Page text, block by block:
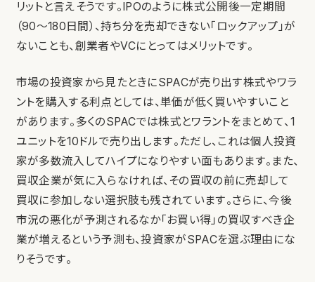
リットと言えそうです。IPOのように株式公開後一定期間
（90〜180日間）、持ち分を売却できない「ロックアップ」が
ないことも、創業者やVCにとってはメリットです。
市場の投資家から見たときにSPACが売り出す株式やワラ
ントを購入する利点としては、単価が低く買いやすいこと
があります。多くのSPACでは株式とワラントをまとめて、1
ユニットを10ドルで売り出します。ただし、これは個人投資
家が多数流入してハイプになりやすい面もあります。また、
買収企業が気に入らなければ、その買収の前に売却して
買収に参加しない選択肢も残されています。さらに、今後
市況の悪化が予測されるなか「お買い得」の買収すべき企
業が増えるという予測も、投資家がSPACを選ぶ理由にな
りそうです。